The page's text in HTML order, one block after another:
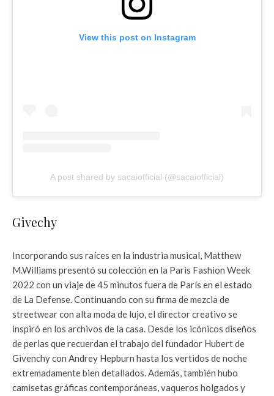
View this post on Instagram
A post shared by sacaiofficial (@sacaiofficial)
Givechy
Incorporando sus raíces en la industria musical, Matthew
M.Williams presentó su colección en la Paris Fashion Week
2022 con un viaje de 45 minutos fuera de París en el estado
de La Defense. Continuando con su firma de mezcla de
streetwear con alta moda de lujo, el director creativo se
inspiró en los archivos de la casa. Desde los icónicos diseños
de perlas que recuerdan el trabajo del fundador Hubert de
Givenchy con Andrey Hepburn hasta los vertidos de noche
extremadamente bien detallados. Además, también hubo
camisetas gráficas contemporáneas, vaqueros holgados y